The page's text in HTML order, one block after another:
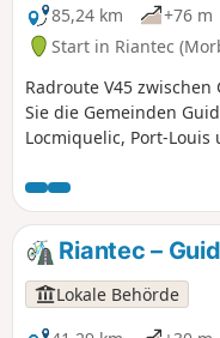
85,24 km
+76 m
Start in Riantec
Radroute V45
Sie die Gemeinden
Locmiquelic, Port-
die Küstenlandschaften
Ihrer Tour
Riantec –
Lokale Behörde